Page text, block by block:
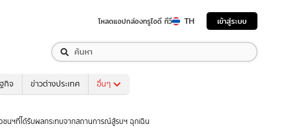
โหลดแอปกล่องทรูไอดี ทีวี TH เข้าสู่ระบบ
กิจ ข่าวต่างประเทศ อื่นๆ
ชนฯที่ได้รับผลกระทบจากสถานการณ์สู้รบฯ ฉุกเฉิน